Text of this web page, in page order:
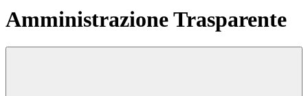
Amministrazione Trasparente